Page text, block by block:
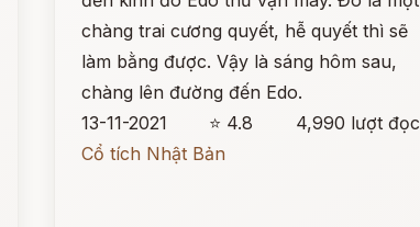
chàng trai cương quyết, hễ quyết thì sẽ
làm bằng được. Vậy là sáng hôm sau,
chàng lên đường đến Edo.
13-11-2021
⭐ 4.8
4,990 lượt đọc
Cổ tích Nhật Bản